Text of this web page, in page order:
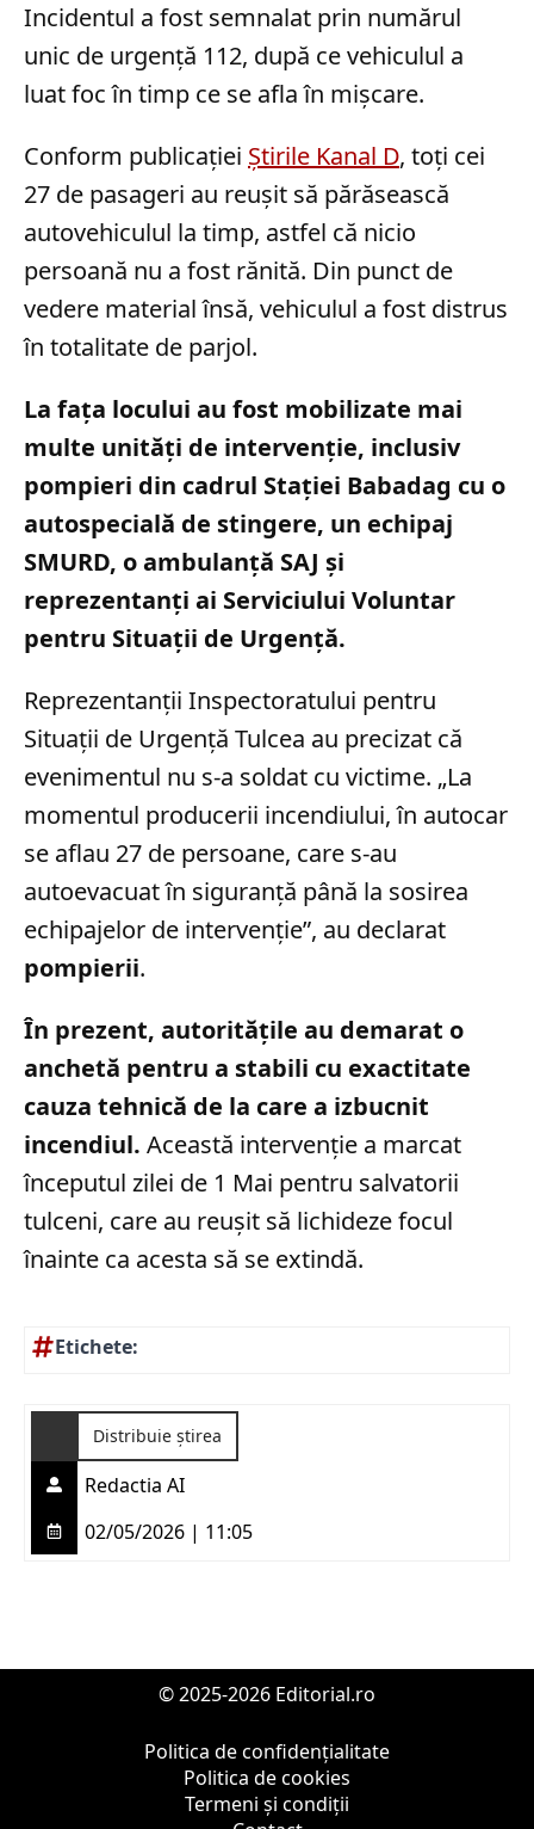
Incidentul a fost semnalat prin numărul
unic de urgență 112, după ce vehiculul a
luat foc în timp ce se afla în mișcare.
Conform publicației Știrile Kanal D, toți cei
27 de pasageri au reușit să părăsească
autovehiculul la timp, astfel că nicio
persoană nu a fost rănită. Din punct de
vedere material însă, vehiculul a fost distrus
în totalitate de parjol.
La fața locului au fost mobilizate mai
multe unități de intervenție, inclusiv
pompieri din cadrul Stației Babadag cu o
autospecială de stingere, un echipaj
SMURD, o ambulanță SAJ și
reprezentanți ai Serviciului Voluntar
pentru Situații de Urgență.
Reprezentanții Inspectoratului pentru
Situații de Urgență Tulcea au precizat că
evenimentul nu s-a soldat cu victime. „La
momentul producerii incendiului, în autocar
se aflau 27 de persoane, care s-au
autoevacuat în siguranţă până la sosirea
echipajelor de intervenţie”, au declarat
pompierii.
În prezent, autoritățile au demarat o
anchetă pentru a stabili cu exactitate
cauza tehnică de la care a izbucnit
incendiul. Această intervenție a marcat
începutul zilei de 1 Mai pentru salvatorii
tulceni, care au reușit să lichideze focul
înainte ca acesta să se extindă.
Etichete:
Distribuie știrea
Redactia AI
02/05/2026 | 11:05
© 2025-2026 Editorial.ro
Politica de confidențialitate
Politica de cookies
Termeni și condiții